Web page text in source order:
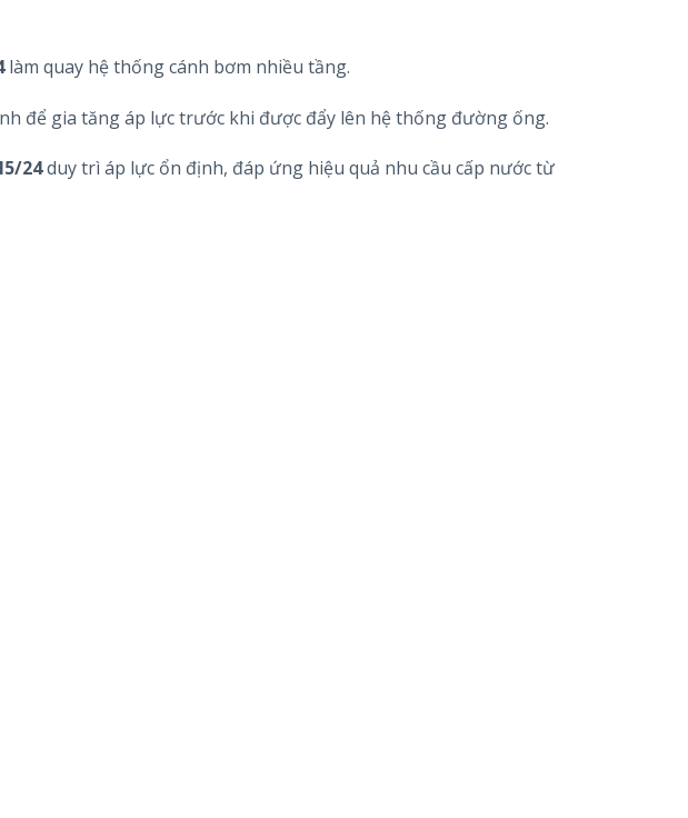
làm quay hệ thống cánh bơm nhiều tầng.
để gia tăng áp lực trước khi được đẩy lên hệ thống đường ống.
24duy trì áp lực ổn định, đáp ứng hiệu quả nhu cầu cấp nước từ